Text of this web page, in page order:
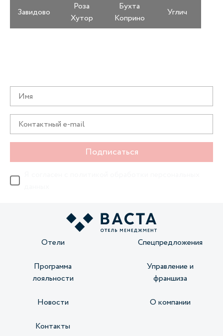
Завидово
Роза
Хутор
Бухта
Коприно
Углич
Подписаться
Отели Спецпредложения
Программа
лояльности
Управление и
франшиза
Новости О компании
Контакты